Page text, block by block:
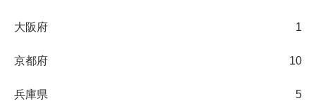
大阪府 1
京都府 10
兵庫県 5